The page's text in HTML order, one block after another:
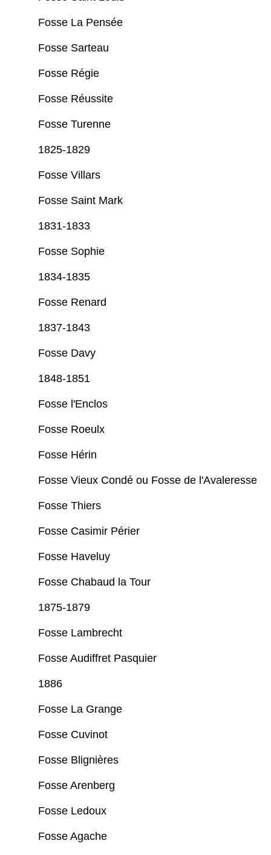
Fosse La Pensée
Fosse Sarteau
Fosse Régie
Fosse Réussite
Fosse Turenne
1825-1829
Fosse Villars
Fosse Saint Mark
1831-1833
Fosse Sophie
1834-1835
Fosse Renard
1837-1843
Fosse Davy
1848-1851
Fosse l'Enclos
Fosse Roeulx
Fosse Hérin
Fosse Vieux Condé ou Fosse de l'Avaleresse
Fosse Thiers
Fosse Casimir Périer
Fosse Haveluy
Fosse Chabaud la Tour
1875-1879
Fosse Lambrecht
Fosse Audiffret Pasquier
1886
Fosse La Grange
Fosse Cuvinot
Fosse Blignières
Fosse Arenberg
Fosse Ledoux
Fosse Agache